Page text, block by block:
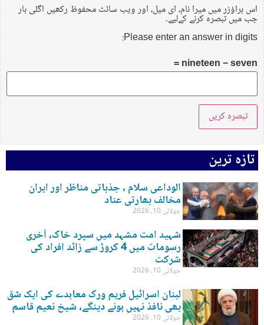
اس براؤزر میں میرا نام، ای میل، اور ویب سائٹ محفوظ رکھیں اگلی بار
جب میں تبصرہ کرنے کےلیے۔
Please enter an answer in digits:
nineteen − seven =
تازہ ترین
الوداعی سلام ، جذباتی مناظر اور ایران
مخالف بھارتی عناد
جولائی 10, 2026
شہید امت مشہد میں سپرد خاک، آخری
رسومات میں 4 کروڑ سے زائد افراد کی
شرکت
جولائی 10, 2026
لبنان اسرائیل فریم ورک معاہدے کی ایک شق
بھی نافذ نہیں ہونے دینگے، شیخ نعیم قاسم
جولائی 10, 2026